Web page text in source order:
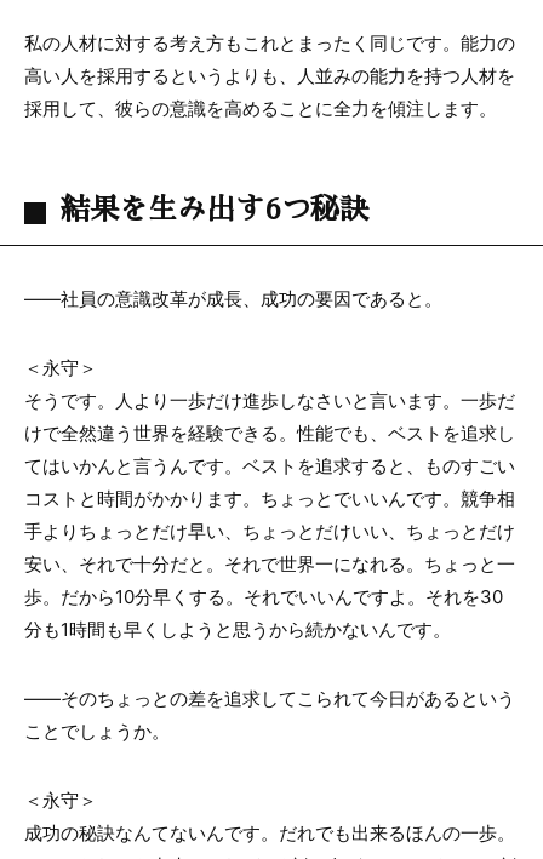
私の人材に対する考え方もこれとまったく同じです。能力の
高い人を採用するというよりも、人並みの能力を持つ人材を
採用して、彼らの意識を高めることに全力を傾注します。
結果を生み出す6つ秘訣
――社員の意識改革が成長、成功の要因であると。
＜永守＞
そうです。人より一歩だけ進歩しなさいと言います。 一歩だ
けで全然違う世界を経験できる。性能でも、ベストを追求し
てはいかんと言うんです。ベストを追求すると、ものすごい
コストと時間がかかります。ちょっとでいいんです。競争相
手よりちょっとだけ早い、ちょっとだけいい、ちょっとだけ
安い、それで十分だと。それで世界一になれる。ちょっと一
歩。だから10分早くする。それでいいんですよ。それを30
分も1時間も早くしようと思うから続かないんです。
――そのちょっとの差を追求してこられて今日があるという
ことでしょうか。
＜永守＞
成功の秘訣なんてないんです。だれでも出来るほんの一歩。